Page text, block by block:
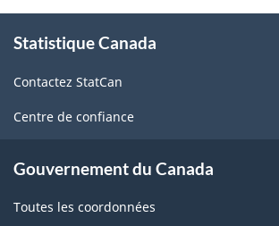
propos
ce
site
Statistique Canada
Contactez StatCan
Centre de confiance
Gouvernement du Canada
Toutes les coordonnées